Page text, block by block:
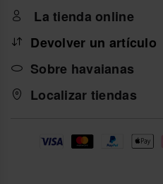
La tienda online
Devolver un artículo
Sobre havaianas
Localizar tiendas